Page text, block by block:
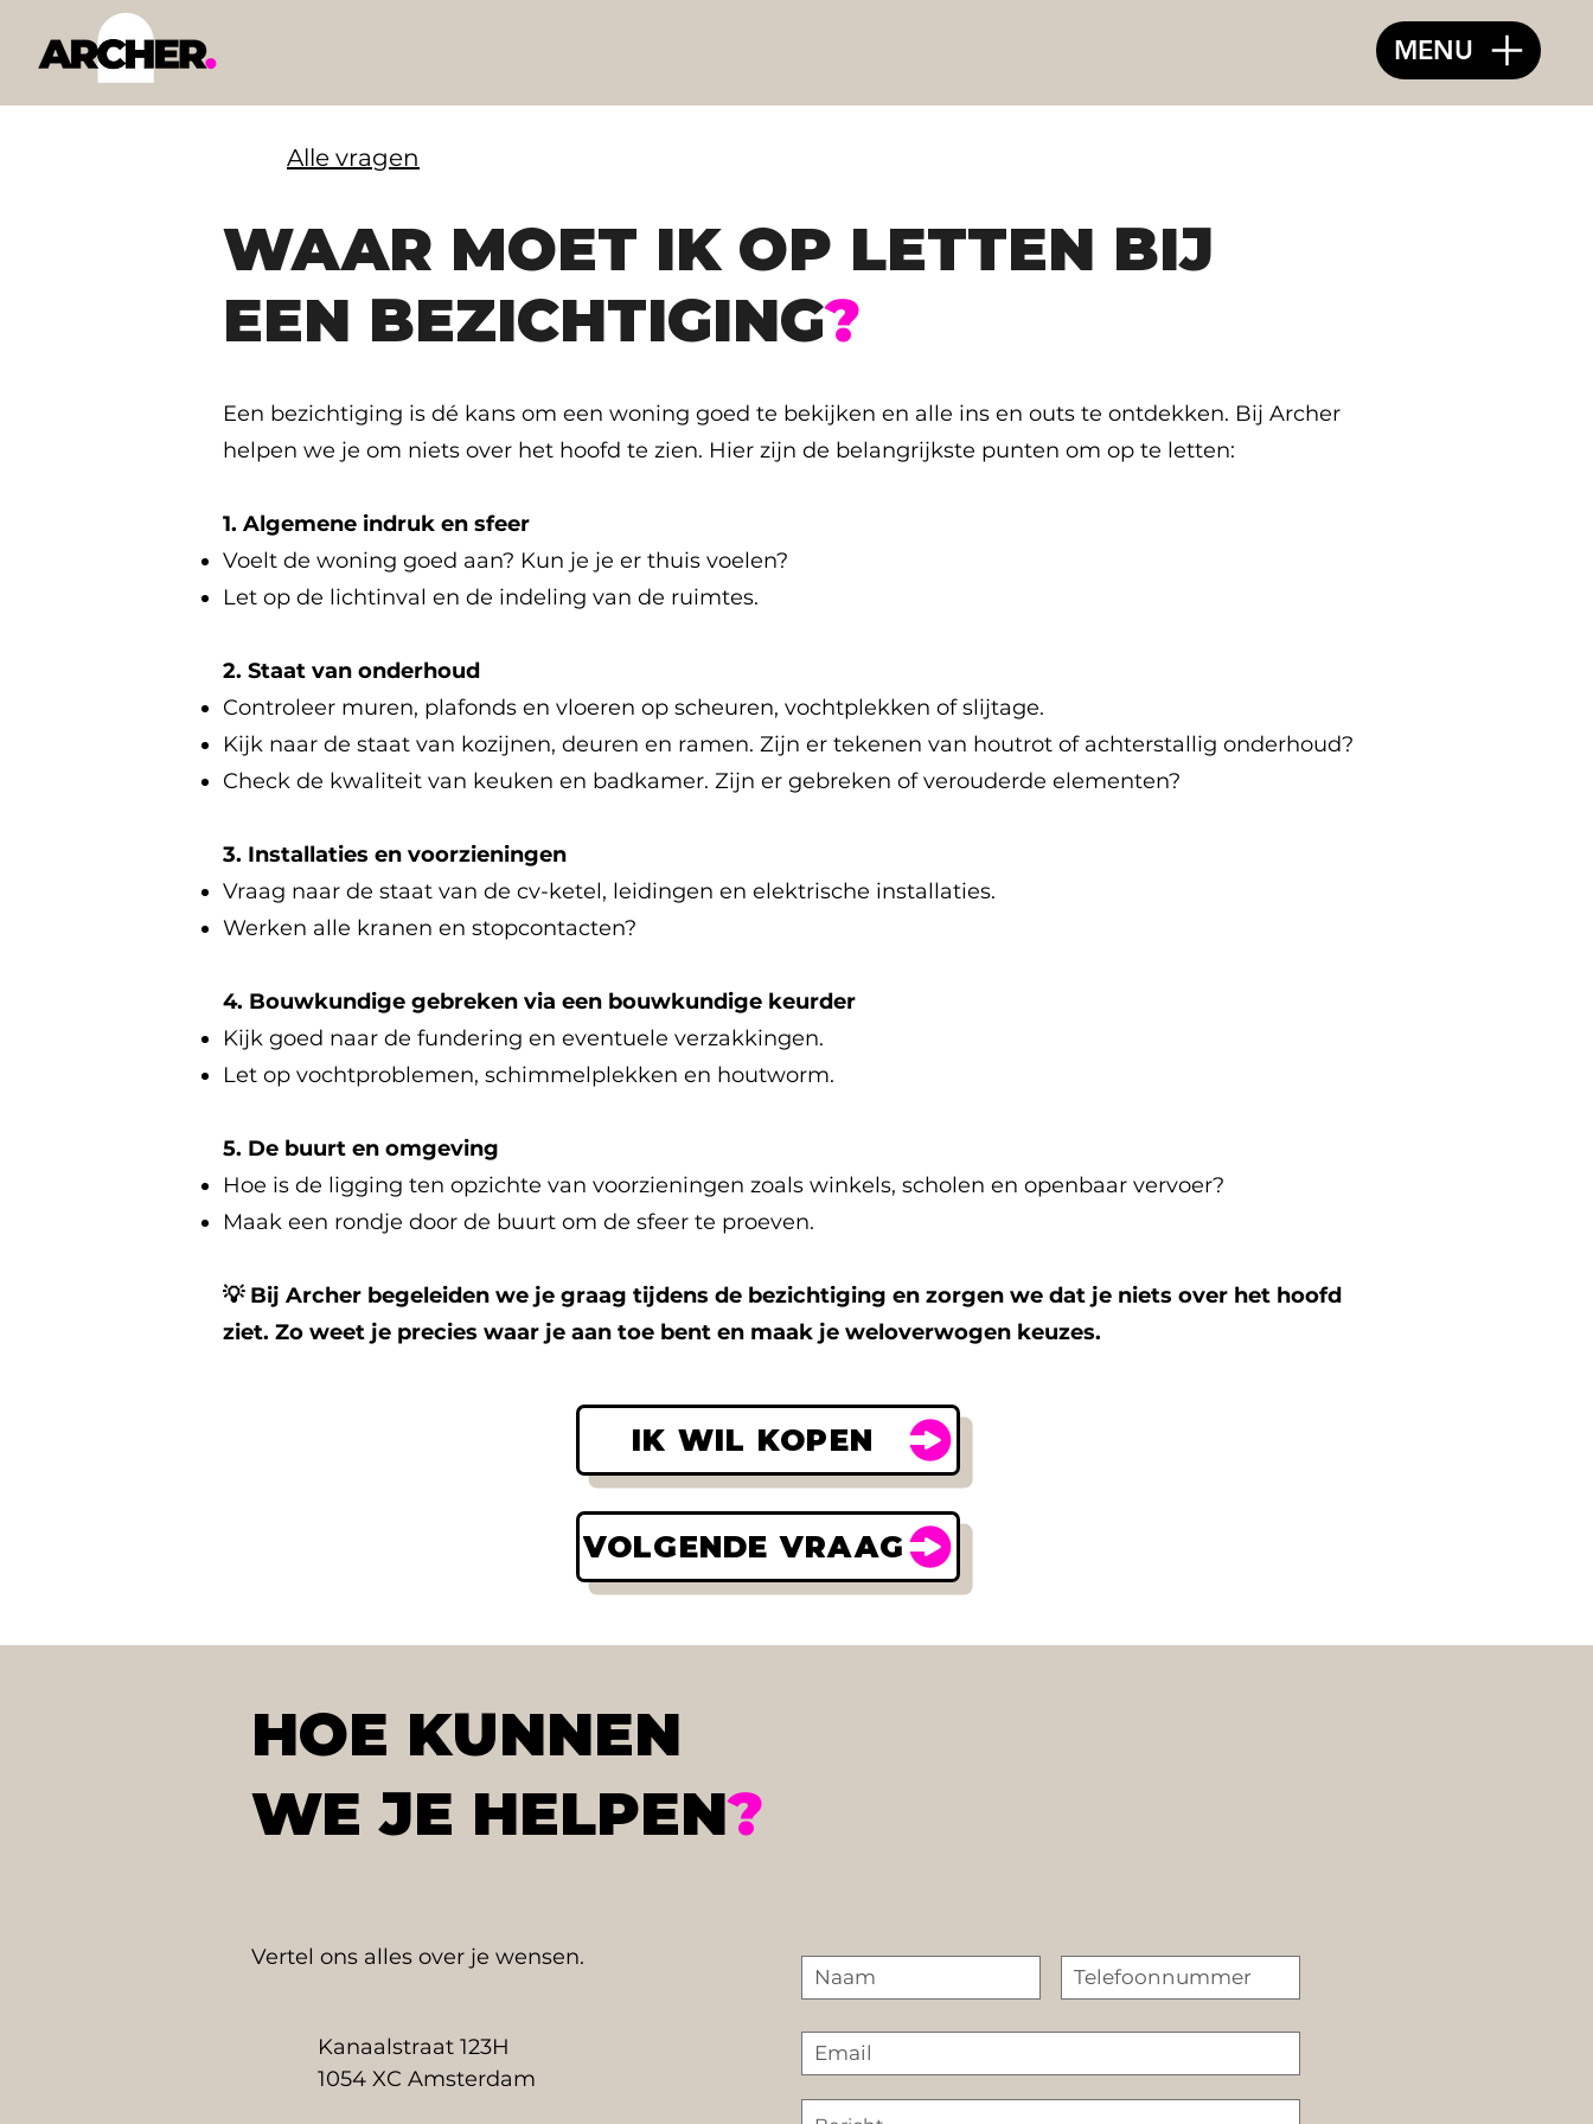
MENU
Alle vragen
WAAR MOET IK OP LETTEN BIJ
EEN BEZICHTIGING?
Een bezichtiging is dé kans om een woning goed te bekijken en alle ins en outs te ontdekken. Bij Archer
helpen we je om niets over het hoofd te zien. Hier zijn de belangrijkste punten om op te letten:
1. Algemene indruk en sfeer
Voelt de woning goed aan? Kun je je er thuis voelen?
Let op de lichtinval en de indeling van de ruimtes.
2. Staat van onderhoud
Controleer muren, plafonds en vloeren op scheuren, vochtplekken of slijtage.
Kijk naar de staat van kozijnen, deuren en ramen. Zijn er tekenen van houtrot of achterstallig onderhoud?
Check de kwaliteit van keuken en badkamer. Zijn er gebreken of verouderde elementen?
3. Installaties en voorzieningen
Vraag naar de staat van de cv-ketel, leidingen en elektrische installaties.
Werken alle kranen en stopcontacten?
4. Bouwkundige gebreken via een bouwkundige keurder
Kijk goed naar de fundering en eventuele verzakkingen.
Let op vochtproblemen, schimmelplekken en houtworm.
5. De buurt en omgeving
Hoe is de ligging ten opzichte van voorzieningen zoals winkels, scholen en openbaar vervoer?
Maak een rondje door de buurt om de sfeer te proeven.
💡 Bij Archer begeleiden we je graag tijdens de bezichtiging en zorgen we dat je niets over het hoofd
ziet. Zo weet je precies waar je aan toe bent en maak je weloverwogen keuzes.
IK WIL KOPEN
VOLGENDE VRAAG
HOE KUNNEN
WE JE HELPEN?
Vertel ons alles over je wensen.
Kanaalstraat 123H
1054 XC Amsterdam